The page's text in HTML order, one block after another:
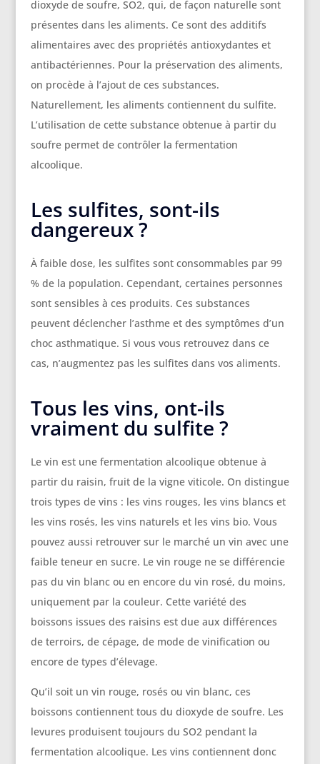
dioxyde de soufre, SO2, qui, de façon naturelle sont
présentes dans les aliments. Ce sont des additifs
alimentaires avec des propriétés antioxydantes et
antibactériennes. Pour la préservation des aliments,
on procède à l’ajout de ces substances.
Naturellement, les aliments contiennent du sulfite.
L’utilisation de cette substance obtenue à partir du
soufre permet de contrôler la fermentation
alcoolique.
Les sulfites, sont-ils
dangereux ?
À faible dose, les sulfites sont consommables par 99
% de la population. Cependant, certaines personnes
sont sensibles à ces produits. Ces substances
peuvent déclencher l’asthme et des symptômes d’un
choc asthmatique. Si vous vous retrouvez dans ce
cas, n’augmentez pas les sulfites dans vos aliments.
Tous les vins, ont-ils
vraiment du sulfite ?
Le vin est une fermentation alcoolique obtenue à
partir du raisin, fruit de la vigne viticole. On distingue
trois types de vins : les vins rouges, les vins blancs et
les vins rosés, les vins naturels et les vins bio. Vous
pouvez aussi retrouver sur le marché un vin avec une
faible teneur en sucre. Le vin rouge ne se différencie
pas du vin blanc ou en encore du vin rosé, du moins,
uniquement par la couleur. Cette variété des
boissons issues des raisins est due aux différences
de terroirs, de cépage, de mode de vinification ou
encore de types d’élevage.
Qu’il soit un vin rouge, rosés ou vin blanc, ces
boissons contiennent tous du dioxyde de soufre. Les
levures produisent toujours du SO2 pendant la
fermentation alcoolique. Les vins contiennent donc